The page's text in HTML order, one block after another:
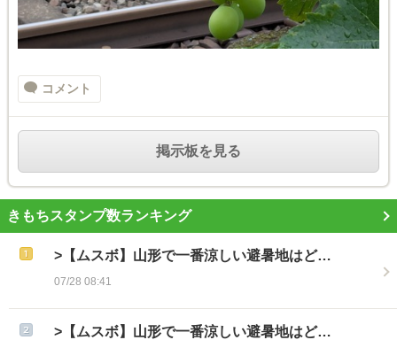
コメント
掲示板を見る
きもちスタンプ数ランキング
>【ムスボ】山形で一番涼しい避暑地はど…
07/28 08:41
>【ムスボ】山形で一番涼しい避暑地はど…